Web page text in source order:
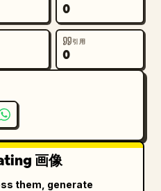
0
引用
0
画像
them, generate